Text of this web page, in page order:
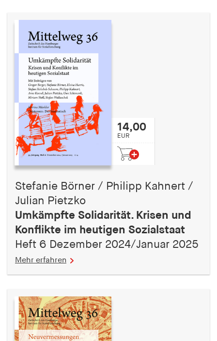
14,00
EUR
Stefanie Börner / Philipp Kahnert /
Julian Pietzko
Umkämpfte Solidarität. Krisen und
Konflikte im heutigen Sozialstaat
Heft 6 Dezember 2024/Januar 2025
Mehr erfahren